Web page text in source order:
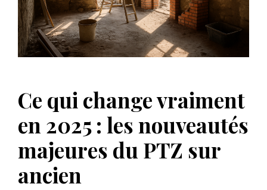
Ce qui change vraiment
en 2025 : les nouveautés
majeures du PTZ sur
ancien